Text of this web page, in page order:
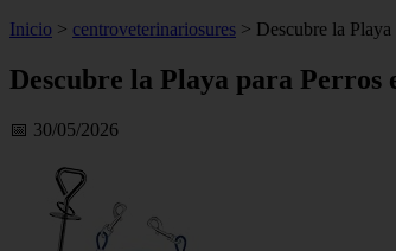
Inicio > centroveterinariosures > Descubre la
Descubre la Playa para
📅 30/05/2026